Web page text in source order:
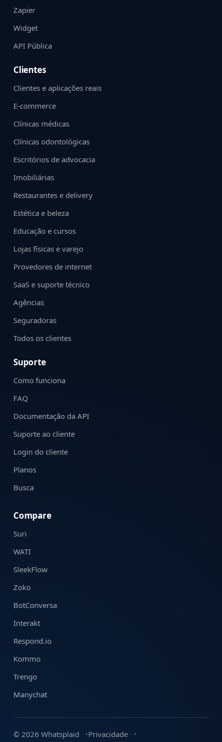
Zapier
Widget
API Pública
Clientes
Clientes e aplicações reais
E-commerce
Clínicas médicas
Clínicas odontológicas
Escritórios de advocacia
Imobiliárias
Restaurantes e delivery
Estética e beleza
Educação e cursos
Lojas físicas e varejo
Provedores de internet
SaaS e suporte técnico
Agências
Seguradoras
Todos os clientes
Suporte
Como funciona
FAQ
Documentação da API
Suporte ao cliente
Login do cliente
Planos
Busca
Compare
Suri
WATI
SleekFlow
Zoko
BotConversa
Interakt
Respond.io
Kommo
Trengo
Manychat
© 2026 Whatsplaid
Privacidade